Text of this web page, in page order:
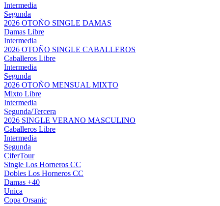
Intermedia
Segunda
2026 OTOÑO SINGLE DAMAS
Damas Libre
Intermedia
2026 OTOÑO SINGLE CABALLEROS
Caballeros Libre
Intermedia
Segunda
2026 OTOÑO MENSUAL MIXTO
Mixto Libre
Intermedia
Segunda/Tercera
2026 SINGLE VERANO MASCULINO
Caballeros Libre
Intermedia
Segunda
CiferTour
Single Los Horneros CC
Dobles Los Horneros CC
Damas +40
Unica
Copa Orsanic